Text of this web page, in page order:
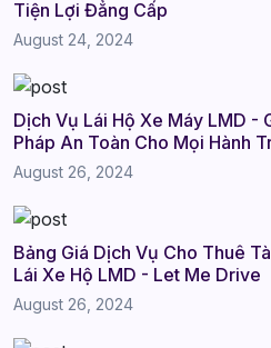
Tiện Lợi Đẳng Cấp
August 24, 2024
Dịch Vụ Lái Hộ Xe Máy LMD -
Pháp An Toàn Cho Mọi Hành
August 26, 2024
Bảng Giá Dịch Vụ Cho Thuê
Lái Xe Hộ LMD - Let Me Drive
August 26, 2024